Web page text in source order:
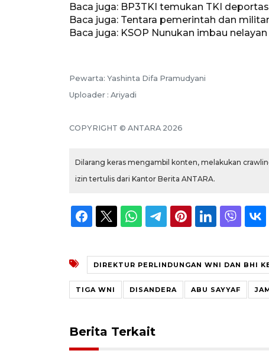
Baca juga: BP3TKI temukan TKI
Baca juga: Tentara pemerintah dan
Baca juga: KSOP Nunukan imbau
Pewarta: Yashinta Difa Pramudyani
Uploader : Ariyadi
COPYRIGHT © ANTARA 2026
Dilarang keras mengambil konten, melakukan
izin tertulis dari Kantor Berita ANTARA.
DIREKTUR PERLINDUNGAN WNI DAN BHI
TIGA WNI DISANDERA ABU SAYYAF
Berita Terkait